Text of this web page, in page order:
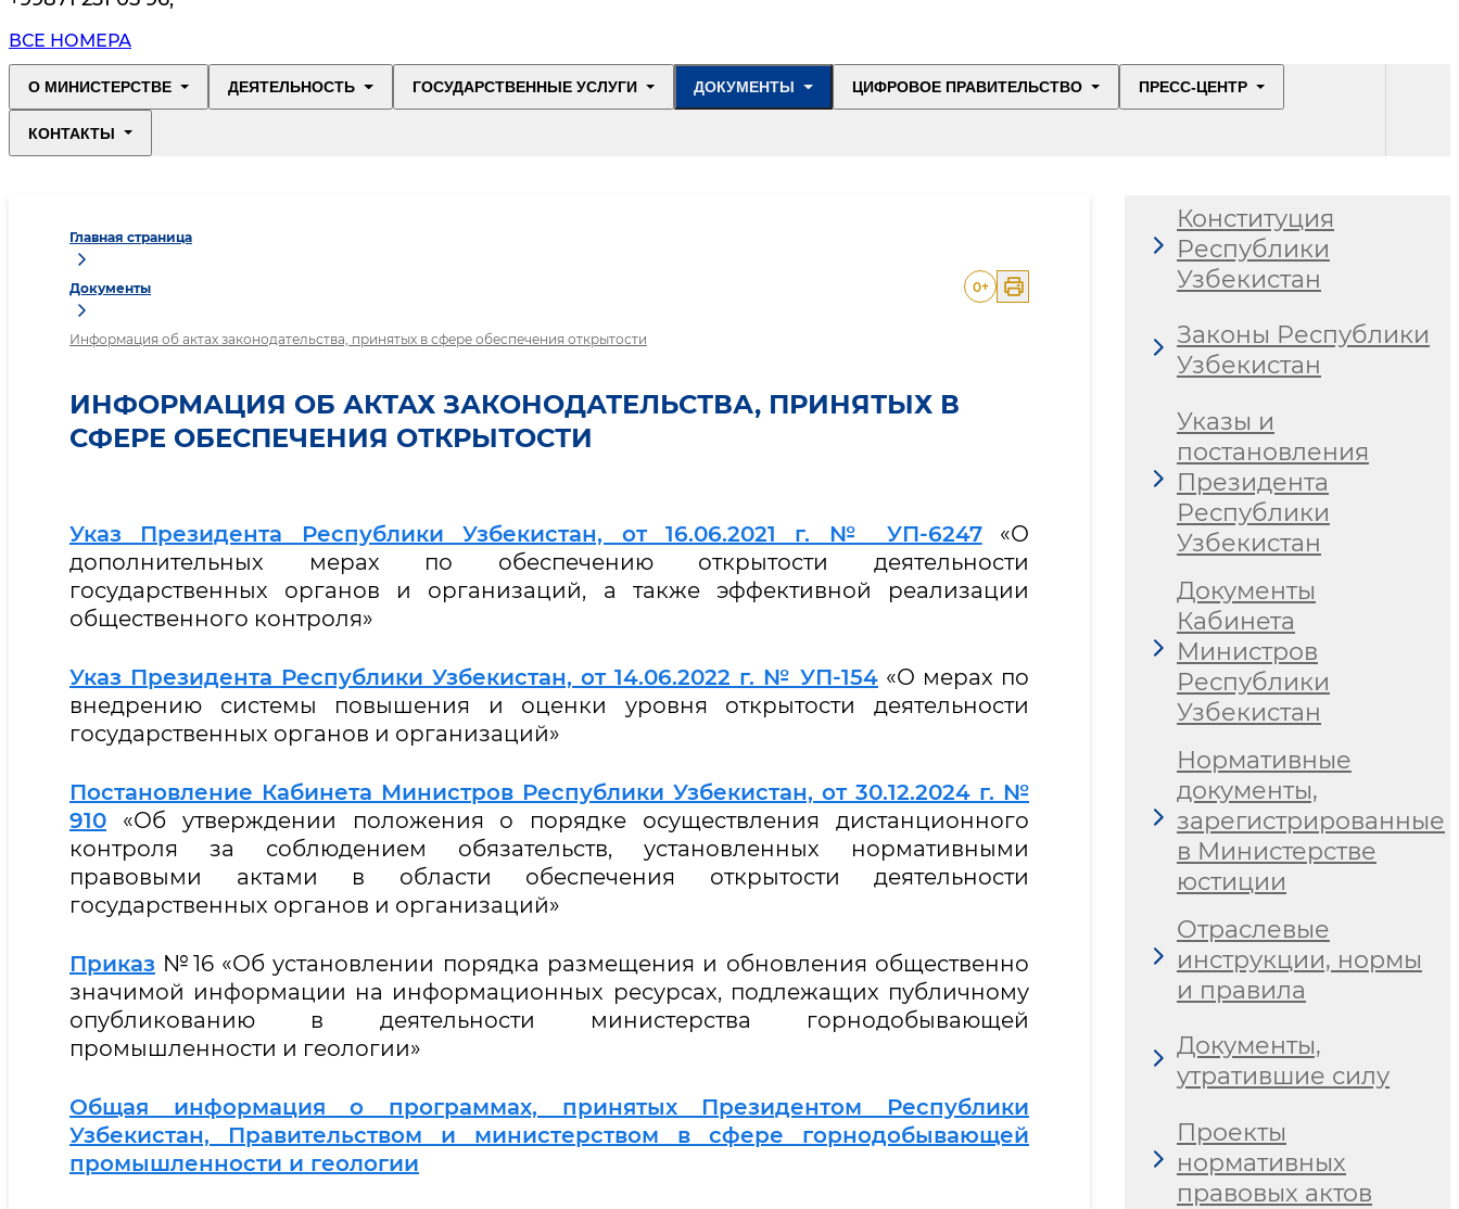
ВСЕ НОМЕРА
О МИНИСТЕРСТВЕ ДЕЯТЕЛЬНОСТЬ ГОСУДАРСТВЕННЫЕ УСЛУГИ ДОКУМЕНТЫ ЦИФРОВОЕ ПРАВИТЕЛЬСТВО ПРЕСС-ЦЕНТР
КОНТАКТЫ
Главная страница
Документы
Информация об актах законодательства, принятых в сфере обеспечения открытости
0+
ИНФОРМАЦИЯ ОБ АКТАХ ЗАКОНОДАТЕЛЬСТВА, ПРИНЯТЫХ В
СФЕРЕ ОБЕСПЕЧЕНИЯ ОТКРЫТОСТИ
Указ Президента Республики Узбекистан, от 16.06.2021 г. № УП-6247«О
дополнительных мерах по обеспечению открытости деятельности
государственных органов и организаций, а также эффективной реализации
общественного контроля»
Указ Президента Республики Узбекистан, от 14.06.2022 г. № УП-154 «О мерах по
внедрению системы повышения и оценки уровня открытости деятельности
государственных органов и организаций»
Постановление Кабинета Министров Республики Узбекистан, от 30.12.2024 г. №
910 «Об утверждении положения о порядке осуществления дистанционного
контроля за соблюдением обязательств, установленных нормативными
правовыми актами в области обеспечения открытости деятельности
государственных органов и организаций»
Приказ №16 «Об установлении порядка размещения и обновления общественно
значимой информации на информационных ресурсах, подлежащих публичному
опубликованию в деятельности министерства горнодобывающей
промышленности и геологии»
Общая информация о программах, принятых Президентом Республики
Узбекистан, Правительством и министерством в сфере горнодобывающей
промышленности и геологии
Конституция
Республики
Узбекистан
Законы Республики
Узбекистан
Указы и
постановления
Президента
Республики
Узбекистан
Документы
Кабинета
Министров
Республики
Узбекистан
Нормативные
документы,
зарегистрированные
в Министерстве
юстиции
Отраслевые
инструкции, нормы
и правила
Документы,
утратившие силу
Проекты
нормативных
правовых актов